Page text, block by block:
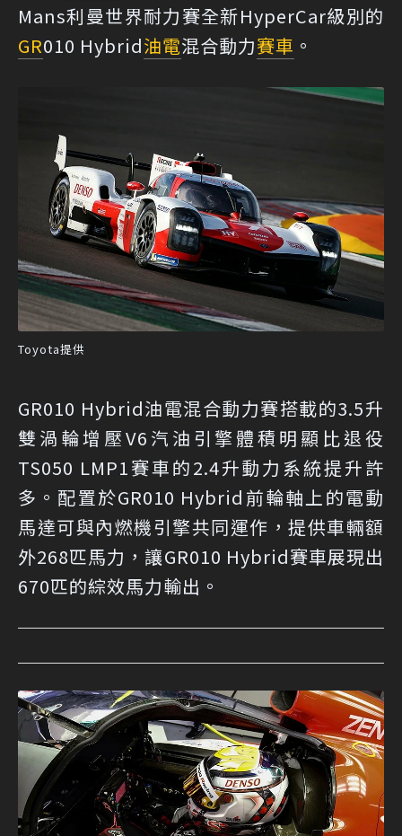
Mans利曼世界耐力賽全新HyperCar級別的
GR010 Hybrid油電混合動力賽車 。
Toyota提供
GR010 Hybrid油電混合動力賽搭載的3.5升
雙渦輪增壓V6汽油引擎體積明顯比退役
TS050 LMP1賽車的2.4升動力系統提升許
多。配置於GR010 Hybrid前輪軸上的電動
馬達可與內燃機引擎共同運作，提供車輛額
外268匹馬力，讓GR010 Hybrid賽車展現出
670匹的綜效馬力輸出。